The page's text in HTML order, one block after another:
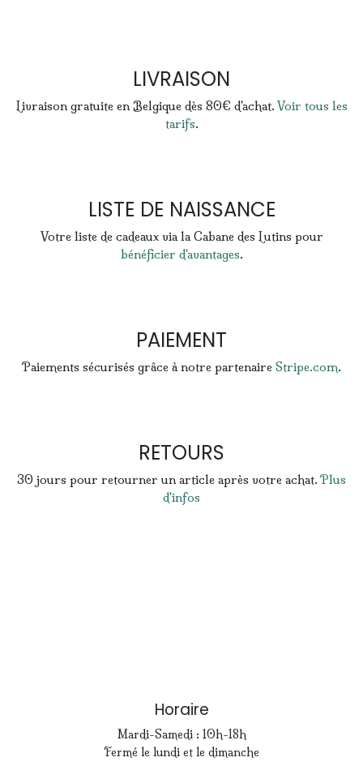
LIVRAISON
Livraison gratuite en Belgique dès 80€ d'achat. Voir tous les
tarifs.
LISTE DE NAISSANCE
Votre liste de cadeaux via la Cabane des Lutins pour
bénéficier d'avantages.
PAIEMENT
Paiements sécurisés grâce à notre partenaire Stripe.com.
RETOURS
30 jours pour retourner un article après votre achat.Plus
d'infos
Horaire
Mardi-Samedi : 10h-18h
Fermé le lundi et le dimanche